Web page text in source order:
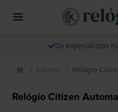
Os especialistas
Citizen Relógio
Relógio Citizen